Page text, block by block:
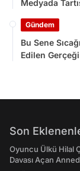
Medyada
Gündem
Bu Sene
Edilen Gerçeği
Son
Oyuncu Ülkü Hilal
Davası Açan